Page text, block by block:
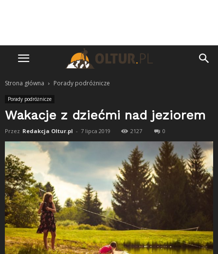
Strona główna Porady podróżnicze
Porady podróżnicze
Wakacje z dziećmi nad jeziorem
Przez Redakcja Oltur.pl - 7 lipca 2019 2127 0